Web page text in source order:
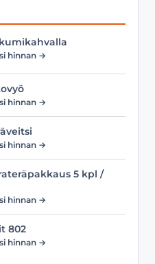
hinnan →
hinnan →
hinnan →
5 kpl /
hinnan →
802
hinnan →